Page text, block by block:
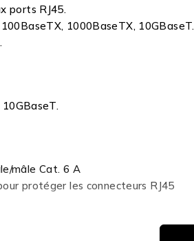
ports RJ45.
1000BaseTX, 10GBaseT.
mâle Cat. 6 A
protéger les connecteurs RJ45